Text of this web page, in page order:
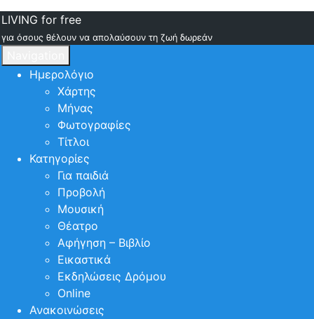
LIVING for free
για όσους θέλουν να απολαύσουν τη ζωή δωρεάν
Ημερολόγιο
Χάρτης
Μήνας
Φωτογραφίες
Τίτλοι
Κατηγορίες
Για παιδιά
Προβολή
Μουσική
Θέατρο
Αφήγηση – Βιβλίο
Εικαστικά
Εκδηλώσεις Δρόμου
Online
Ανακοινώσεις